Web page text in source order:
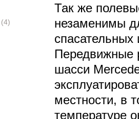
(4)
Так же
незаменимы
спасательных
Передвижные
шасси
местности, в
температуре